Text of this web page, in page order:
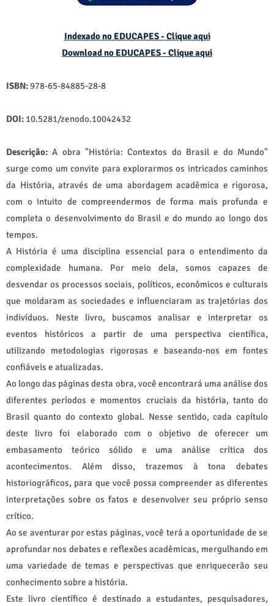
Indexado no EDUCAPES - Clique aqui
Download no EDUCAPES - Clique aqui
ISBN:978-65-84885-28-8
DOI: 10.5281/zenodo.10042432
Descrição: A obra "História: Contextos do Brasil e do Mundo"
surge como um convite para explorarmos os intricados caminhos
da História, através de uma abordagem acadêmica e rigorosa,
com o intuito de compreendermos de forma mais profunda e
completa o desenvolvimento do Brasil e do mundo ao longo dos
tempos.
A História é uma disciplina essencial para o entendimento da
complexidade humana. Por meio dela, somos capazes de
desvendar os processos sociais, políticos, econômicos e culturais
que moldaram as sociedades e influenciaram as trajetórias dos
indivíduos. Neste livro, buscamos analisar e interpretar os
eventos históricos a partir de uma perspectiva científica,
utilizando metodologias rigorosas e baseando-nos em fontes
confiáveis e atualizadas.
Ao longo das páginas desta obra, você encontrará uma análise dos
diferentes períodos e momentos cruciais da história, tanto do
Brasil quanto do contexto global. Nesse sentido, cada capítulo
deste livro foi elaborado com o objetivo de oferecer um
embasamento teórico sólido e uma análise crítica dos
acontecimentos. Além disso, trazemos à tona debates
historiográficos, para que você possa compreender as diferentes
interpretações sobre os fatos e desenvolver seu próprio senso
crítico.
Ao se aventurar por estas páginas, você terá a oportunidade de se
aprofundar nos debates e reflexões acadêmicas, mergulhando em
uma variedade de temas e perspectivas que enriquecerão seu
conhecimento sobre a história.
Este livro científico é destinado a estudantes, pesquisadores,